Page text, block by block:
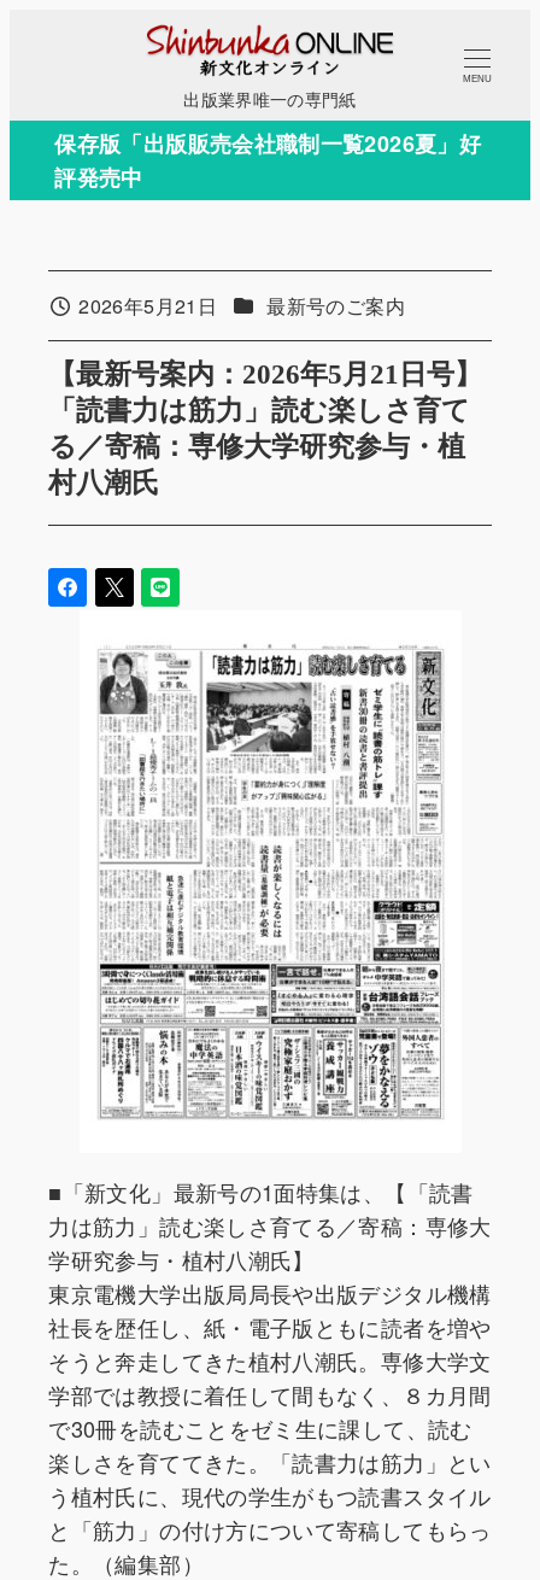
コ
テ
出版業界唯一の専門紙
MENU
保存版「出版販売会社職制一覧2026夏」好
評発売中
【最新号案内：2026年5月21日号】
「読書力は筋力」読む楽しさ育て
る／寄稿：専修大学研究参与・植
村八潮氏
投稿日2026年5月21日 カテゴリー
最新号のご案内
■「新文化」最新号の1面特集は、【「読書
力は筋力」読む楽しさ育てる／寄稿：専修大
学研究参与・植村八潮氏】
東京電機大学出版局局長や出版デジタル機構
社長を歴任し、紙・電子版ともに読者を増や
そうと奔走してきた植村八潮氏。専修大学文
学部では教授に着任して間もなく、８カ月間
で30冊を読むことをゼミ生に課して、読む
楽しさを育ててきた。「読書力は筋力」とい
う植村氏に、現代の学生がもつ読書スタイル
と「筋力」の付け方について寄稿してもらっ
た。（編集部）